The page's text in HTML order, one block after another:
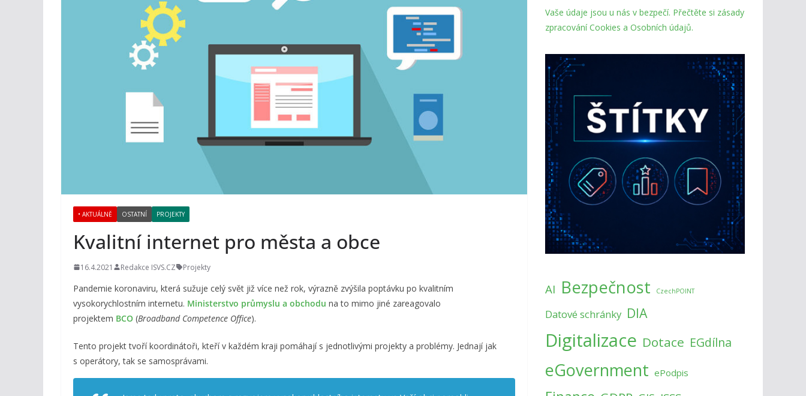
• AKTUÁLNĚ OSTATNÍ PROJEKTY
Kvalitní internet pro města a obce
16.4.2021 Redakce ISVS.CZ Projekty
Pandemie koronaviru, která sužuje celý svět již více než rok, výrazně zvýšila poptávku po kvalitním
vysokorychlostním internetu. Ministerstvo průmyslu a obchodu na to mimo jiné zareagovalo
projektem BCO (Broadband Competence Office).
Tento projekt tvoří koordinátoři, kteří v každém kraji pomáhají s jednotlivými projekty a problémy. Jednají jak
s operátory, tak se samosprávami.
Vaše údaje jsou u nás v bezpečí. Přečtěte si zásady
zpracování Cookies a Osobních údajů.
AI Bezpečnost CzechPOINT
Datové schránky DIA
Digitalizace Dotace EGdílna
eGovernment ePodpis